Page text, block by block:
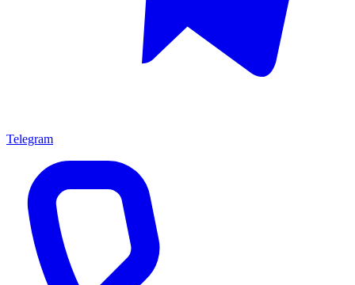
Telegram